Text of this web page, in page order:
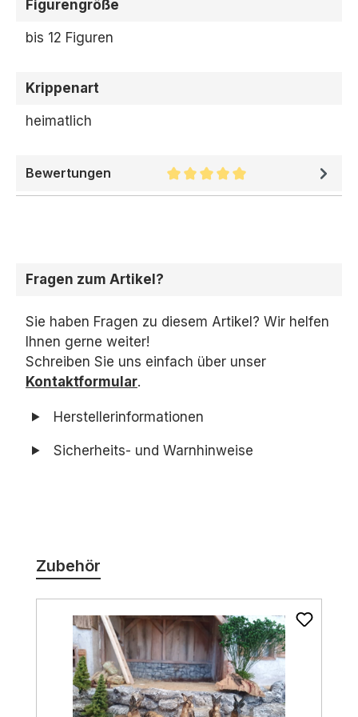
Figurengröße
bis 12 Figuren
Krippenart
heimatlich
Bewertungen
Durchschnittliche Bewertung
Fragen zum Artikel?
Sie haben Fragen zu diesem Artikel? Wir helfen
Ihnen gerne weiter!
Schreiben Sie uns einfach über unser
Kontaktformular.
Herstellerinformationen
Sicherheits- und Warnhinweise
Zubehör